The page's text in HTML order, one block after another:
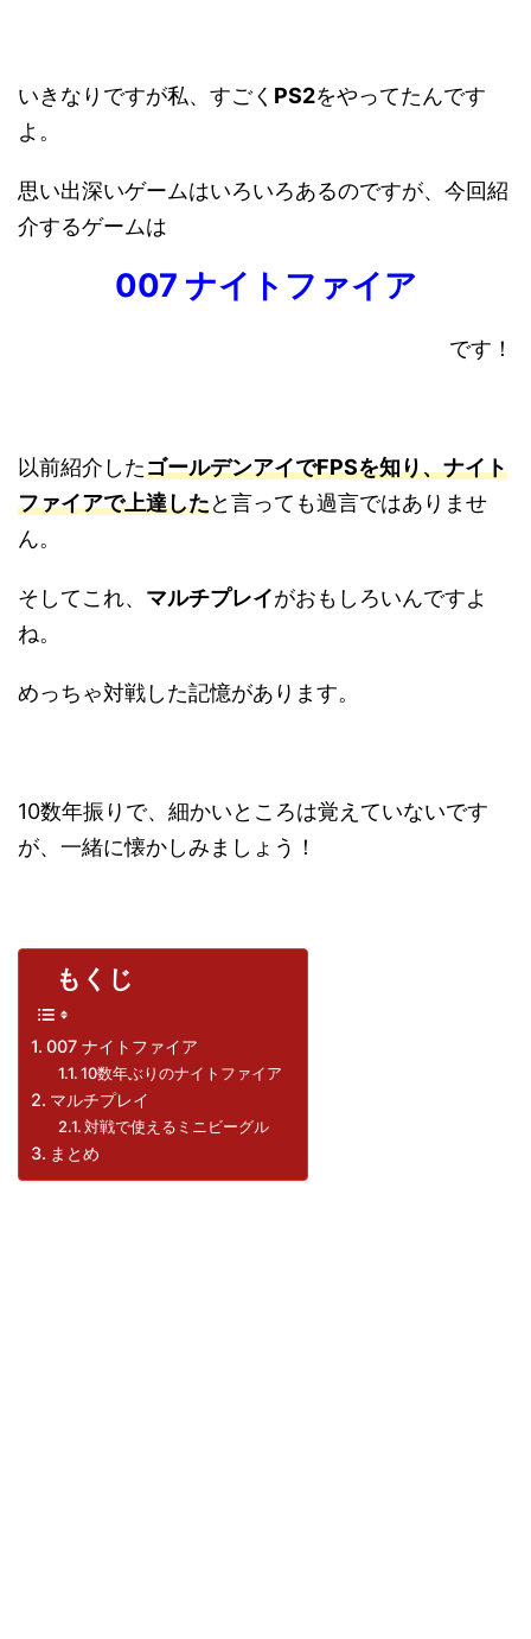
いきなりですが私、すごく PS2をやってたんです
よ。
思い出深いゲームはいろいろあるのですが、今回紹
介するゲームは
007 ナイトファイア
です！
以前紹介したゴールデンアイでFPSを知り、ナイト
ファイアで上達したと言っても過言ではありませ
ん。
そしてこれ、 マルチプレイがおもしろいんですよ
ね。
めっちゃ対戦した記憶があります。
10数年振りで、細かいところは覚えていないです
が、一緒に懐かしみましょう！
もくじ
007 ナイトファイア
10数年ぶりのナイトファイア
マルチプレイ
対戦で使えるミニビーグル
まとめ